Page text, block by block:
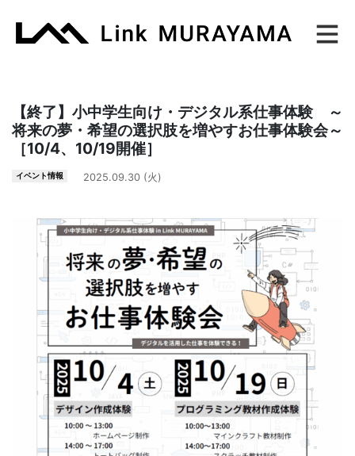
Main Navigation
【終了】小中学生向け・デジタル系仕事体験 ～
将来の夢・希望の選択肢を増やすお仕事体験会～
［10/4、10/19開催］
イベント情報 2025.09.30 (火)